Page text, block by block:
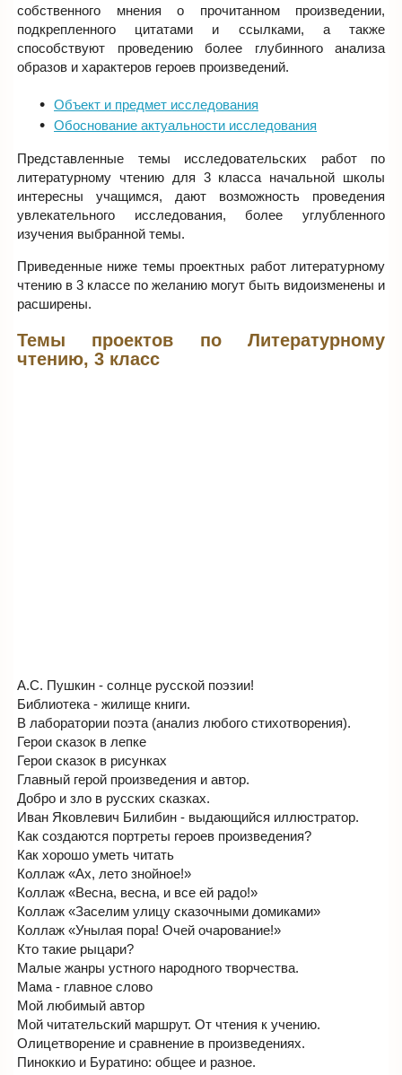
собственного мнения о прочитанном произведении,
подкрепленного цитатами и ссылками, а также
способствуют проведению более глубинного анализа
образов и характеров героев произведений.
Объект и предмет исследования
Обоснование актуальности исследования
Представленные темы исследовательских работ по
литературному чтению для 3 класса начальной школы
интересны учащимся, дают возможность проведения
увлекательного исследования, более углубленного
изучения выбранной темы.
Приведенные ниже темы проектных работ литературному
чтению в 3 классе по желанию могут быть видоизменены и
расширены.
Темы проектов по Литературному
чтению, 3 класс
А.С. Пушкин - солнце русской поэзии!
Библиотека - жилище книги.
В лаборатории поэта (анализ любого стихотворения).
Герои сказок в лепке
Герои сказок в рисунках
Главный герой произведения и автор.
Добро и зло в русских сказках.
Иван Яковлевич Билибин - выдающийся иллюстратор.
Как создаются портреты героев произведения?
Как хорошо уметь читать
Коллаж «Ах, лето знойное!»
Коллаж «Весна, весна, и все ей радо!»
Коллаж «Заселим улицу сказочными домиками»
Коллаж «Унылая пора! Очей очарование!»
Кто такие рыцари?
Малые жанры устного народного творчества.
Мама - главное слово
Мой любимый автор
Мой читательский маршрут. От чтения к учению.
Олицетворение и сравнение в произведениях.
Пиноккио и Буратино: общее и разное.